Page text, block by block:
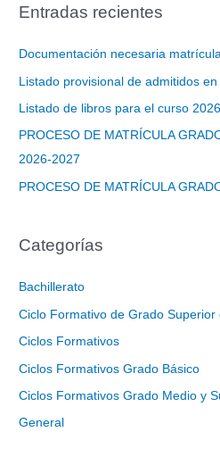
c
r
:
Entradas recientes
Documentación necesaria
Listado provisional de admitidos
Listado de libros para el curso
PROCESO DE MATRÍCULA
2026-2027
PROCESO DE MATRÍCULA
Categorías
Bachillerato
Ciclo Formativo de Grado Superior
Ciclos Formativos
Ciclos Formativos Grado Básico
Ciclos Formativos Grado Medio y
General